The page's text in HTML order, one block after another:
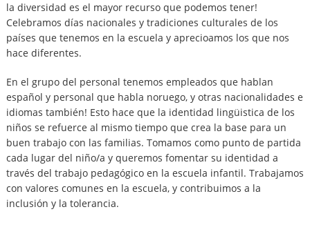
la diversidad es el mayor recurso que podemos tener!
Celebramos días nacionales y tradiciones culturales de los
países que tenemos en la escuela y aprecioamos los que nos
hace diferentes.
En el grupo del personal tenemos empleados que hablan
español y personal que habla noruego, y otras nacionalidades e
idiomas también! Esto hace que la identidad lingüistica de los
niños se refuerce al mismo tiempo que crea la base para un
buen trabajo con las familias. Tomamos como punto de partida
cada lugar del niño/a y queremos fomentar su identidad a
través del trabajo pedagógico en la escuela infantil. Trabajamos
con valores comunes en la escuela, y contribuimos a la
inclusión y la tolerancia.